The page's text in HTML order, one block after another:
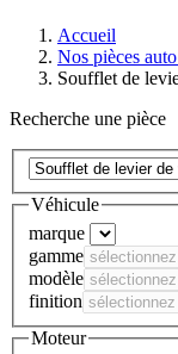
Accueil
Nos pièces
Soufflet de
Recherche une pièce
Véhicule
marque
gamme
modèle
finition
Moteur